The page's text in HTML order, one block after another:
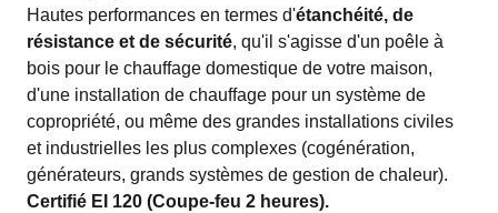
Hautes performances en termes d'étanchéité, de
résistance et de sécurité, qu'il s'agisse d'un poêle à
bois pour le chauffage domestique de votre maison,
d'une installation de chauffage pour un système de
copropriété, ou même des grandes installations civiles
et industrielles les plus complexes (cogénération,
générateurs, grands systèmes de gestion de chaleur).
Certifié EI 120 (Coupe-feu 2 heures).